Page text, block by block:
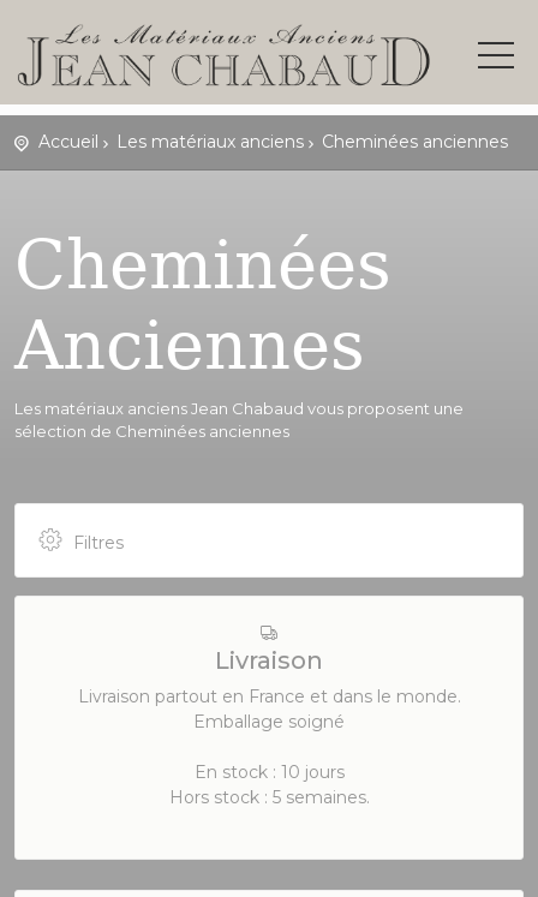
Accueil Les matériaux anciens Cheminées anciennes
Cheminées
Anciennes
Les matériaux anciens Jean Chabaud vous proposent une
sélection de Cheminées anciennes
Filtres
Livraison
Livraison partout en France et dans le monde.
Emballage soigné
En stock : 10 jours
Hors stock : 5 semaines.